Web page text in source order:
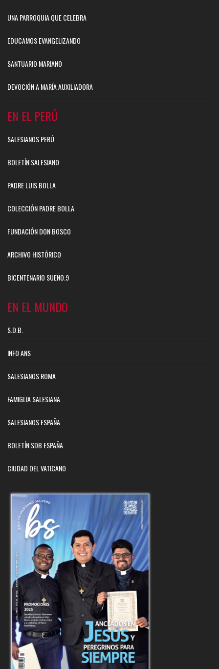
UNA PARROQUIA QUE CELEBRA
EDUCAMOS EVANGELIZANDO
SANTUARIO MARIANO
DEVOCIÓN A MARÍA AUXILIADORA
EN EL PERÚ
SALESIANOS PERÚ
BOLETÍN SALESIANO
PADRE LUIS BOLLA
COLECCIÓN PADRE BOLLA
FUNDACIÓN DON BOSCO
ARCHIVO HISTÓRICO
BICENTENARIO SUEÑO.9
EN EL MUNDO
S.D.B.
INFO ANS
SALESIANOS ROMA
FAMIGLIA SALESIANA
SALESIANOS ESPAÑA
BOLETÍN SDB ESPAÑA
CIUDAD DEL VATICANO